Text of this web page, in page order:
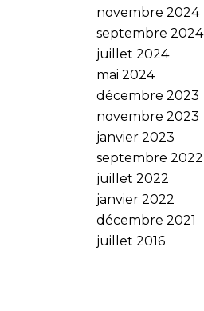
novembre 2024
septembre 2024
juillet 2024
mai 2024
décembre 2023
novembre 2023
janvier 2023
septembre 2022
juillet 2022
janvier 2022
décembre 2021
juillet 2016